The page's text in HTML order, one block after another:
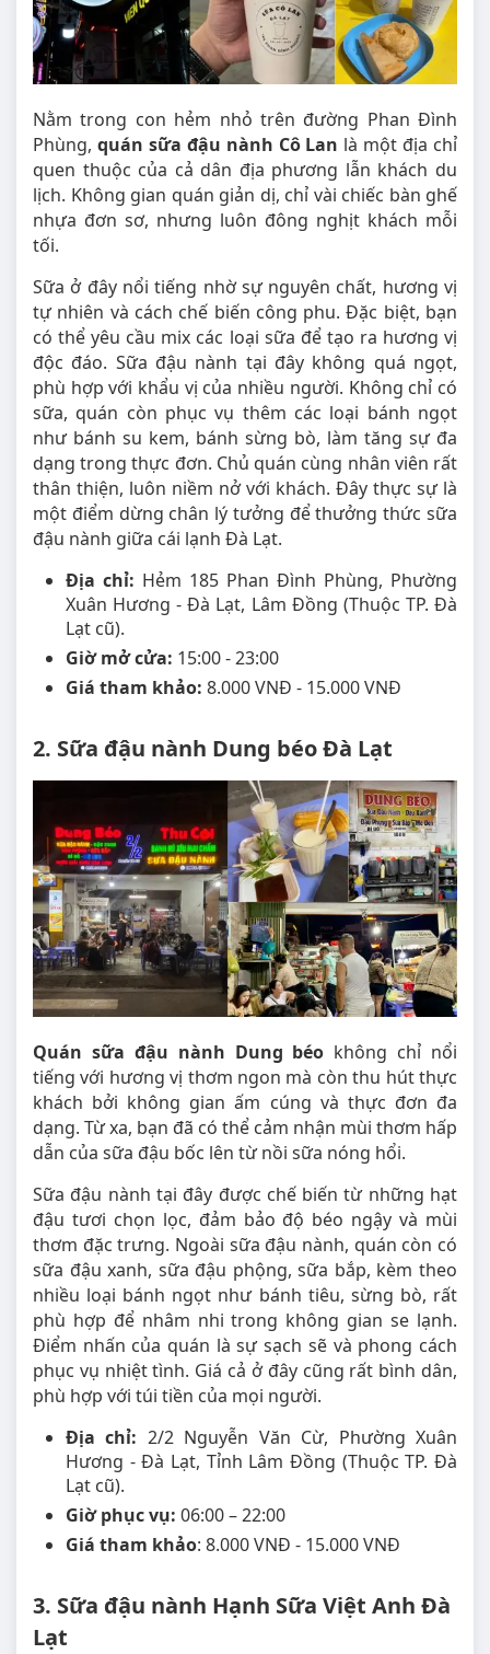
Nằm trong con hẻm nhỏ trên đường Phan Đình
Phùng, quán sữa đậu nành Cô Lan là một địa chỉ
quen thuộc của cả dân địa phương lẫn khách du
lịch. Không gian quán giản dị, chỉ vài chiếc bàn ghế
nhựa đơn sơ, nhưng luôn đông nghịt khách mỗi
tối.
Sữa ở đây nổi tiếng nhờ sự nguyên chất, hương vị
tự nhiên và cách chế biến công phu. Đặc biệt, bạn
có thể yêu cầu mix các loại sữa để tạo ra hương vị
độc đáo. Sữa đậu nành tại đây không quá ngọt,
phù hợp với khẩu vị của nhiều người. Không chỉ có
sữa, quán còn phục vụ thêm các loại bánh ngọt
như bánh su kem, bánh sừng bò, làm tăng sự đa
dạng trong thực đơn. Chủ quán cùng nhân viên rất
thân thiện, luôn niềm nở với khách. Đây thực sự là
một điểm dừng chân lý tưởng để thưởng thức sữa
đậu nành giữa cái lạnh Đà Lạt.
Địa chỉ: Hẻm 185 Phan Đình Phùng, Phường
Xuân Hương - Đà Lạt, Lâm Đồng (Thuộc TP. Đà
Lạt cũ).
Giờ mở cửa: 15:00 - 23:00
Giá tham khảo: 8.000 VNĐ - 15.000 VNĐ
2. Sữa đậu nành Dung béo Đà Lạt
Quán sữa đậu nành Dung béo không chỉ nổi
tiếng với hương vị thơm ngon mà còn thu hút thực
khách bởi không gian ấm cúng và thực đơn đa
dạng. Từ xa, bạn đã có thể cảm nhận mùi thơm hấp
dẫn của sữa đậu bốc lên từ nồi sữa nóng hổi.
Sữa đậu nành tại đây được chế biến từ những hạt
đậu tươi chọn lọc, đảm bảo độ béo ngậy và mùi
thơm đặc trưng. Ngoài sữa đậu nành, quán còn có
sữa đậu xanh, sữa đậu phộng, sữa bắp, kèm theo
nhiều loại bánh ngọt như bánh tiêu, sừng bò, rất
phù hợp để nhâm nhi trong không gian se lạnh.
Điểm nhấn của quán là sự sạch sẽ và phong cách
phục vụ nhiệt tình. Giá cả ở đây cũng rất bình dân,
phù hợp với túi tiền của mọi người.
Địa chỉ: 2/2 Nguyễn Văn Cừ, Phường Xuân
Hương - Đà Lạt, Tỉnh Lâm Đồng (Thuộc TP. Đà
Lạt cũ).
Giờ phục vụ: 06:00 – 22:00
Giá tham khảo: 8.000 VNĐ - 15.000 VNĐ
3. Sữa đậu nành Hạnh Sữa Việt Anh Đà
Lạt